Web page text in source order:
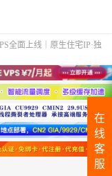
全面上线｜原生住宅IP·独
在
线
客
服